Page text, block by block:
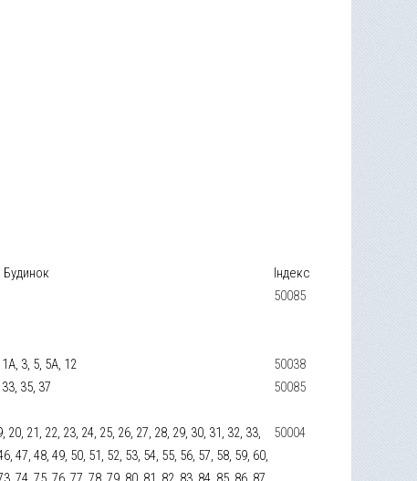
Будинок
Індекс
50085
3, 5, 5А, 12
50038
35, 37 50085
20, 21, 22, 23, 24, 25, 26, 27, 28, 29, 30, 31, 32, 33,
47, 48, 49, 50, 51, 52, 53, 54, 55, 56, 57, 58, 59, 60,
50004